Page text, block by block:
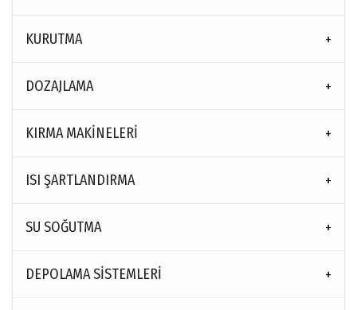
KURUTMA
DOZAJLAMA
KIRMA MAKINELERI
ISI ŞARTLANDIRMA
SU SOĞUTMA
DEPOLAMA SISTEMLERI